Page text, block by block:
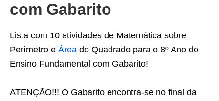
com Gabarito
Lista com 10 atividades de Matemática sobre
Perímetro e Área do Quadrado para o 8º Ano do
Ensino Fundamental com Gabarito!
ATENÇÃO!!! O Gabarito encontra-se no final da